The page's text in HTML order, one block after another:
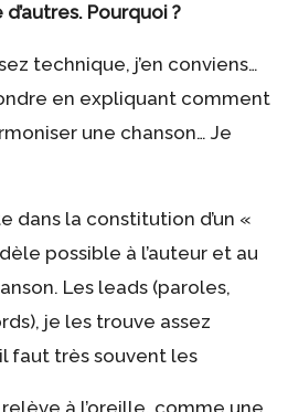
Pourquoi ?
technique, j’en conviens…
en expliquant comment
une chanson… Je
dans la constitution d’un «
possible à l’auteur et au
Les leads (paroles,
je les trouve assez
faut très souvent les